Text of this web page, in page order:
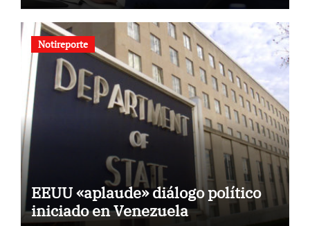
Notireporte
EEUU «aplaude» diálogo político
iniciado en Venezuela